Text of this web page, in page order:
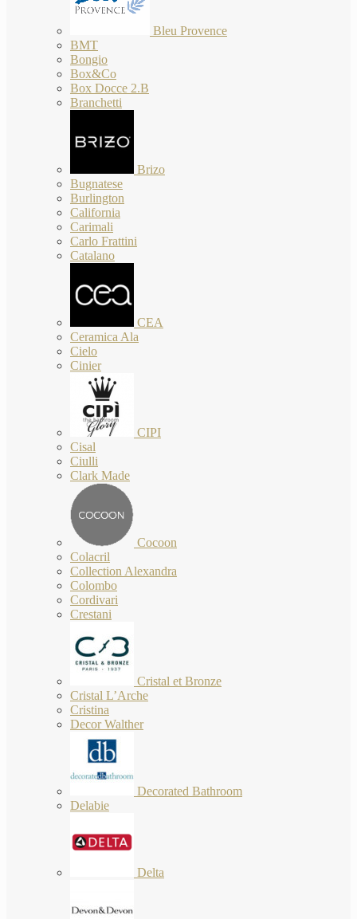
Bleu Provence
BMT
Bongio
Box&Co
Box Docce 2.B
Branchetti
Brizo
Bugnatese
Burlington
California
Carimali
Carlo Frattini
Catalano
CEA
Ceramica Ala
Cielo
Cinier
CIPI
Cisal
Ciulli
Clark Made
Cocoon
Colacril
Collection Alexandra
Colombo
Cordivari
Crestani
Cristal et Bronze
Cristal L’Arche
Cristina
Decor Walther
Decorated Bathroom
Delabie
Delta